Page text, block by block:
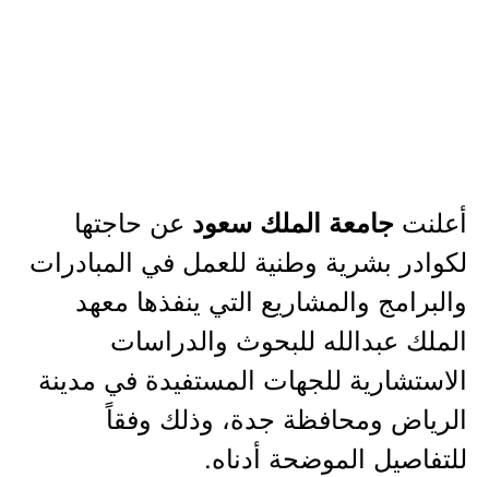
أعلنت جامعة الملك سعود عن حاجتها
لكوادر بشرية وطنية للعمل في المبادرات
والبرامج والمشاريع التي ينفذها معهد
الملك عبدالله للبحوث والدراسات
الاستشارية للجهات المستفيدة في مدينة
الرياض ومحافظة جدة، وذلك وفقاً
للتفاصيل الموضحة أدناه.